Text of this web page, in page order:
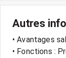
Autres
• Avantages
• Fonctions :